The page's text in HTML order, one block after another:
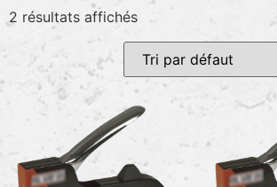
2 résultats affichés